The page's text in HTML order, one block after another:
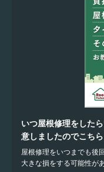
いつ屋根修理をした
意しましたのでこち
屋根修理をいつまでも後
大きな損をする可能性が